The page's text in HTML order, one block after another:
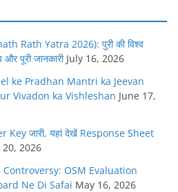
Rath Yatra 2026): पुरी की विश्व
और पूरी जानकारी July 16, 2026
ke Pradhan Mantri ka Jeevan
Vivadon ka Vishleshan June 17,
Key जारी, यहां देखें Response Sheet
20, 2026
Controversy: OSM Evaluation
Ne Di Safai May 16, 2026